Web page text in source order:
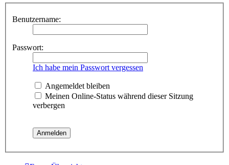
Benutzername:
Passwort:
Ich habe mein Passwort vergessen
Angemeldet bleiben
Meinen Online-Status während dieser Sitzung
verbergen